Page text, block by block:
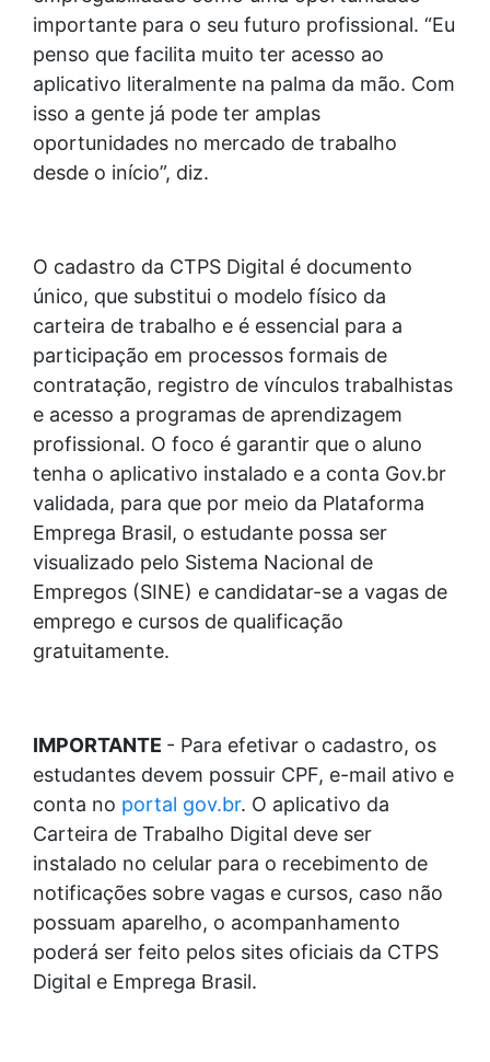
importante para o seu futuro profissional. “Eu
penso que facilita muito ter acesso ao
aplicativo literalmente na palma da mão. Com
isso a gente já pode ter amplas
oportunidades no mercado de trabalho
desde o início”, diz.
O cadastro da CTPS Digital é documento
único, que substitui o modelo físico da
carteira de trabalho e é essencial para a
participação em processos formais de
contratação, registro de vínculos trabalhistas
e acesso a programas de aprendizagem
profissional. O foco é garantir que o aluno
tenha o aplicativo instalado e a conta Gov.br
validada, para que por meio da Plataforma
Emprega Brasil, o estudante possa ser
visualizado pelo Sistema Nacional de
Empregos (SINE) e candidatar-se a vagas de
emprego e cursos de qualificação
gratuitamente.
IMPORTANTE - Para efetivar o cadastro, os
estudantes devem possuir CPF, e-mail ativo e
conta no portal gov.br. O aplicativo da
Carteira de Trabalho Digital deve ser
instalado no celular para o recebimento de
notificações sobre vagas e cursos, caso não
possuam aparelho, o acompanhamento
poderá ser feito pelos sites oficiais da CTPS
Digital e Emprega Brasil.